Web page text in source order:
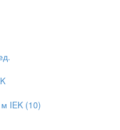
IEK (10)